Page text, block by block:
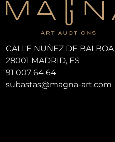
CALLE NUÑEZ DE
28001 MADRID, ES
91 007 64 64
subastas@magna-art.com